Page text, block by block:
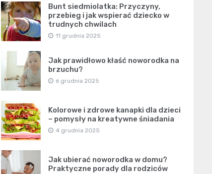
Bunt siedmiolatka: Przyczyny,
przebieg i jak wspierać dziecko w
trudnych chwilach
11 grudnia 2025
Jak prawidłowo kłaść noworodka na
brzuchu?
6 grudnia 2025
Kolorowe i zdrowe kanapki dla dzieci
– pomysły na kreatywne śniadania
4 grudnia 2025
Jak ubierać noworodka w domu?
Praktyczne porady dla rodziców